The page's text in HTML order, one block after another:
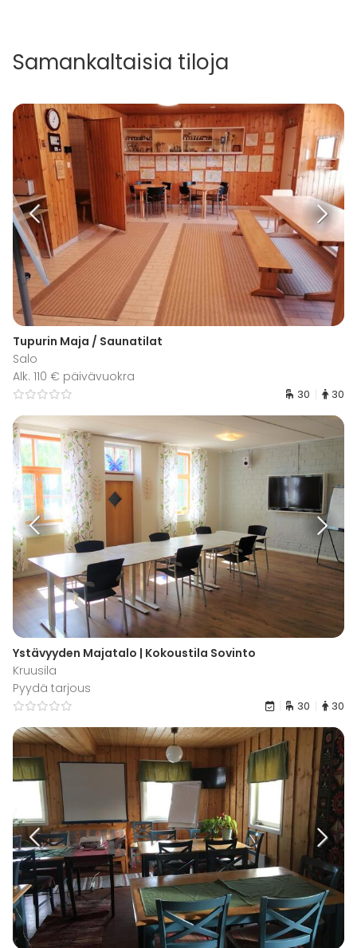
Samankaltaisia tiloja
Tupurin Maja / Saunatilat
Salo
Alk. 110 € päivävuokra
30 30
Ystävyyden Majatalo | Kokoustila Sovinto
Kruusila
Pyydä tarjous
30 30